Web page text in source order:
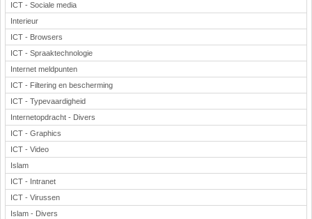
ICT - Sociale media
Interieur
ICT - Browsers
ICT - Spraaktechnologie
Internet meldpunten
ICT - Filtering en bescherming
ICT - Typevaardigheid
Internetopdracht - Divers
ICT - Graphics
ICT - Video
Islam
ICT - Intranet
ICT - Virussen
Islam - Divers